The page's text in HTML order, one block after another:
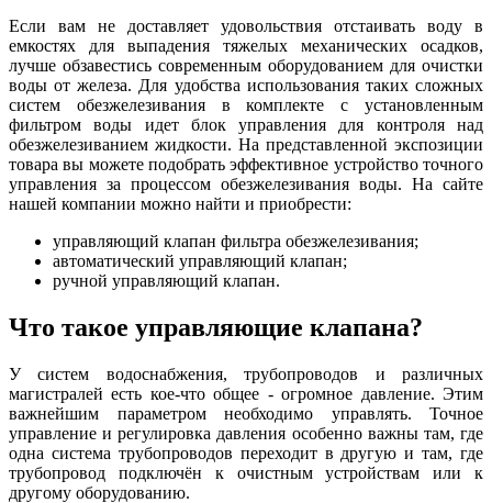
Если вам не доставляет удовольствия отстаивать воду в
емкостях для выпадения тяжелых механических осадков,
лучше обзавестись современным оборудованием для очистки
воды от железа. Для удобства использования таких сложных
систем обезжелезивания в комплекте с установленным
фильтром воды идет блок управления для контроля над
обезжелезиванием жидкости. На представленной экспозиции
товара вы можете подобрать эффективное устройство точного
управления за процессом обезжелезивания воды. На сайте
нашей компании можно найти и приобрести:
управляющий клапан фильтра обезжелезивания;
автоматический управляющий клапан;
ручной управляющий клапан.
Что такое управляющие клапана?
У систем водоснабжения, трубопроводов и различных
магистралей есть кое-что общее - огромное давление. Этим
важнейшим параметром необходимо управлять. Точное
управление и регулировка давления особенно важны там, где
одна система трубопроводов переходит в другую и там, где
трубопровод подключён к очистным устройствам или к
другому оборудованию.